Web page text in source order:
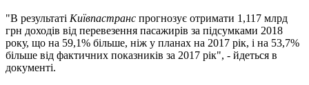
"В результаті Київпастранс прогнозує отримати 1,117 млрд
грн доходів від перевезення пасажирів за підсумками 2018
року, що на 59,1% більше, ніж у планах на 2017 рік, і на 53,7%
більше від фактичних показників за 2017 рік", - йдеться в
документі.